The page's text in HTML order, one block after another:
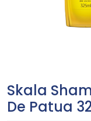
Skala
De Patua